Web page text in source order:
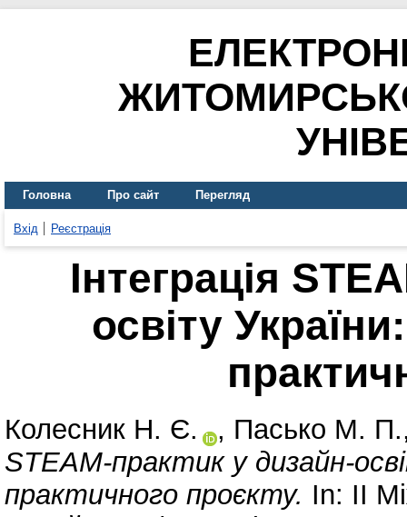
Головна Про сайт Перегляд
Вхід Реєстрація
Інтеграція
освіту
Колесник Н. Є. , Пасько М. П.
STEAM-практик у дизайн-
практичного проєкту. In: ІІ